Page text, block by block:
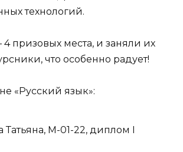
технологий.
4 призовых места, и заняли их
что особенно радует!
«Русский язык»:
Татьяна, М-01-22, диплом I